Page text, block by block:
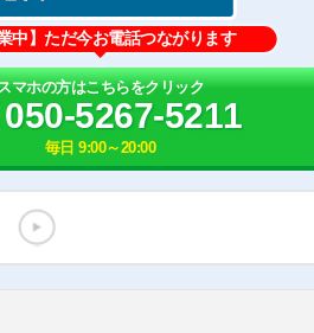
業中】ただ今お電話つながります
マホの方はこちらをクリック
050-5267-5211
毎日 9:00～20:00